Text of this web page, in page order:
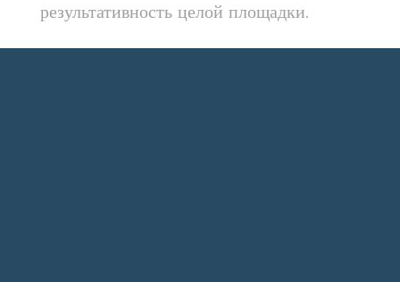
результативность целой площадки.